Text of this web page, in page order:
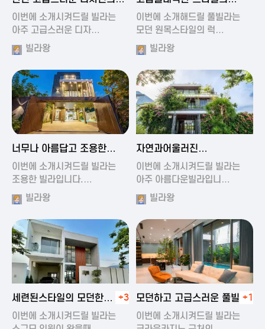
빌라
이번에 소개시켜드릴 빌라는
아주 고급스러운 디자…
빌라왕
럭셔리 풀빌라
이번에 소개해드릴 풀빌라는
모던 원목스타일의 럭…
빌라왕
2024-11-19 01:47
너무나 아름답고 조용한
풀빌라
이번에 소개시켜드릴 빌라는
조용한 빌라입니다.…
빌라왕
2024-11-19 01:17
자연과어울러진
아름다운풀빌라
이번에 소개시켜드릴 빌라는
아주 아름다운빌라입니…
빌라왕
2024-11-19 01:22
세련된스타일의 모던한
풀빌라
+3
이번에 소개시켜드릴 빌라는
2024-11-20 00:20
모던하고 고급스러운 풀빌라+1
이번에 소개시켜드릴 빌라는